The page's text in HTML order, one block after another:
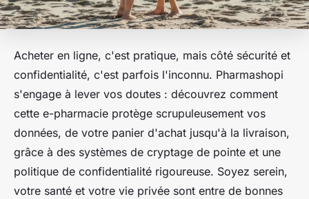
Acheter en ligne, c'est pratique, mais côté sécurité et
confidentialité, c'est parfois l'inconnu. Pharmashopi
s'engage à lever vos doutes : découvrez comment
cette e-pharmacie protège scrupuleusement vos
données, de votre panier d'achat jusqu'à la livraison,
grâce à des systèmes de cryptage de pointe et une
politique de confidentialité rigoureuse. Soyez serein,
votre santé et votre vie privée sont entre de bonnes